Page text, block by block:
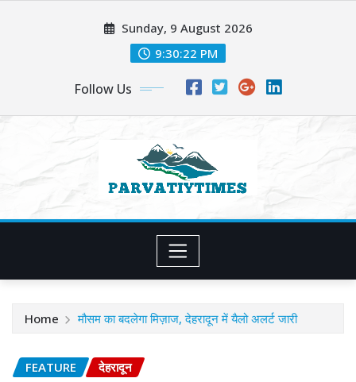
Sunday, 9 August 2026
9:30:23 PM
Follow Us
Home मौसम का बदलेगा मिज़ाज, देहरादून में यैलो अलर्ट जारी
FEATURE देहरादून